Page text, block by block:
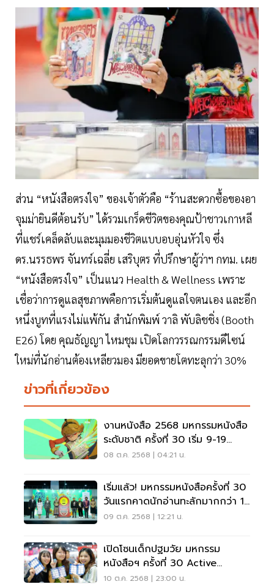
ส่วน “หนังสือตรงใจ” ของเจ้าตัวคือ “ร้านสะดวกซื้อของอา
จุมม่ายินดีต้อนรับ” ได้รวมเกร็ดชีวิตของคุณป้าชาวเกาหลี
ที่แชร์เคล็ดลับและมุมมองชีวิตแบบอบอุ่นหัวใจ ซึ่ง
ดร.นรรธพร จันทร์เฉลี่ย เสริบุตร ที่ปรึกษาผู้ว่าฯ กทม. เผย
“หนังสือตรงใจ” เป็นแนว Health & Wellness เพราะ
เชื่อว่าการดูแลสุขภาพคือการเริ่มต้นดูแลใจตนเอง และอีก
หนึ่งบูทที่แรงไม่แพ้กัน สำนักพิมพ์ วาลิ พับลิชชิ่ง (Booth
E26) โดย คุณธัญญา ไหมชุม เปิดโลกวรรณกรรมดีไซน์
ใหม่ที่นักอ่านต้องเหลียวมอง มียอดขายโตทะลุกว่า 30%
ข่าวที่เกี่ยวข้อง
งานหนังสือ 2568 มหกรรมหนังสือ
ระดับชาติ ครั้งที่ 30 เริ่ม 9-19
ต.ค.68
08 ต.ค. 2568 | 04:21 น.
เริ่มแล้ว! มหกรรมหนังสือครั้งที่ 30
วันแรกคาดนักอ่านทะลักมากกว่า 1
แสนคน
09 ต.ค. 2568 | 12:21 น.
เปิดโซนเด็กปฐมวัย มหกรรม
หนังสือฯ ครั้งที่ 30 Active
Learning - นิทานภาพ
10 ต.ค. 2568 | 23:00 น.